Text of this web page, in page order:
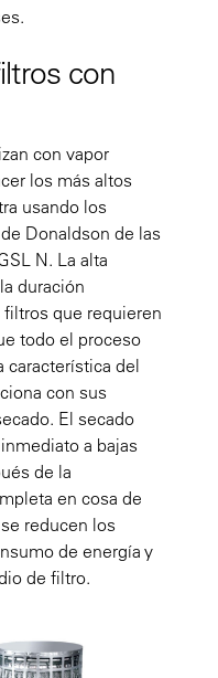
con
con vapor
los más altos
usando los
Donaldson de las
N. La alta
duración
que requieren
todo el proceso
característica del
con sus
El secado
a bajas
de la
en cosa de
reducen los
de energía y
de filtro.